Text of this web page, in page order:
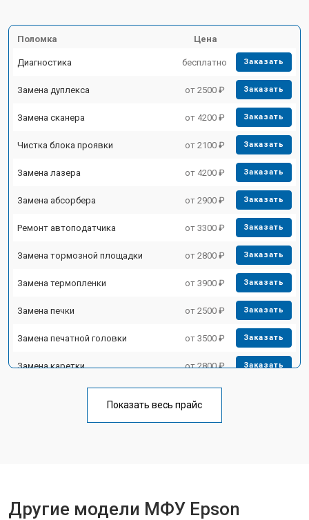
Поломка Цена
Диагностика бесплатно Заказать
Замена дуплекса от 2500 ₽ Заказать
Замена сканера от 4200 ₽ Заказать
Чистка блока проявки от 2100 ₽ Заказать
Замена лазера от 4200 ₽ Заказать
Замена абсорбера от 2900 ₽ Заказать
Ремонт автоподатчика от 3300 ₽ Заказать
Замена тормозной площадки от 2800 ₽ Заказать
Замена термопленки от 3900 ₽ Заказать
Замена печки от 2500 ₽ Заказать
Замена печатной головки от 3500 ₽ Заказать
Замена каретки от 2800 ₽ Заказать
Замена блока питания от 2500 ₽
Показать весь прайс
Другие модели МФУ Epson